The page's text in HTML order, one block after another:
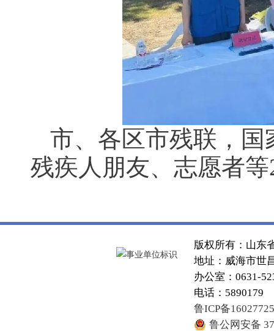
市、各区市残联，
残疾人朋友、志愿者
版权所有：山东
地址：威海市世
办公室：0631-
电话：5890179
鲁ICP备
鲁公网安备